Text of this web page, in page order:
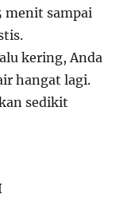
menit sampai
kering, Anda
hangat lagi.
sedikit